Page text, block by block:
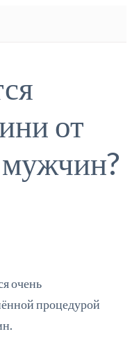
от
мужчин?
очень
процедурой